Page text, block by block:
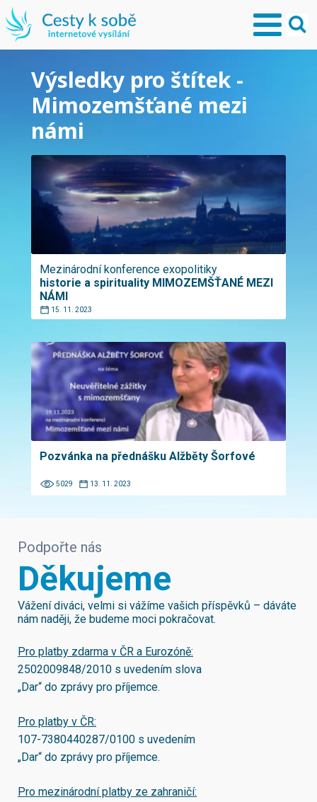
Výsledky pro štítek -
Mimozemšťané mezi
námi
Mezinárodní konference exopolitiky
historie a spirituality MIMOZEMŠŤANÉ MEZI
NÁMI
15. 11. 2023
Pozvánka na přednášku Alžběty Šorfové
5029 13. 11. 2023
Podpořte nás
Děkujeme
Vážení diváci, velmi si vážíme vašich příspěvků – dáváte
nám naději, že budeme moci pokračovat.
Pro platby zdarma v ČR a Eurozóně:
2502009848/2010 s uvedením slova
„Dar“ do zprávy pro příjemce.
Pro platby v ČR:
107-7380440287/0100 s uvedením
„Dar“ do zprávy pro příjemce.
Pro mezinárodní platby ze zahraničí: